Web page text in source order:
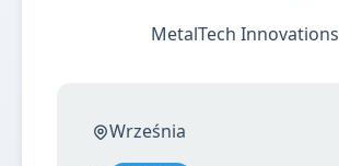
MetalTech Innovations
Września